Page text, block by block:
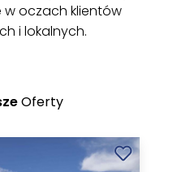
w oczach klientów
i lokalnych.
Oferty